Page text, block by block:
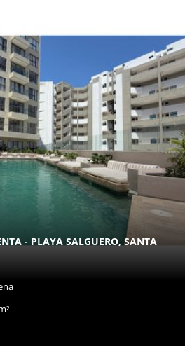
- PLAYA SALGUERO, SANTA